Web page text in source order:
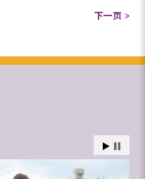
下一页 >